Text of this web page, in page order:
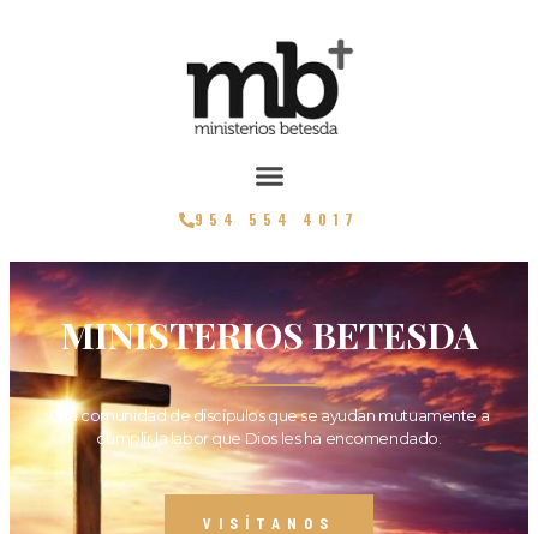
954 554 4017
MINISTERIOS BETESDA
Una comunidad de discípulos que se ayudan mutuamente a
cumplir la labor que Dios les ha encomendado.
VISÍTANOS